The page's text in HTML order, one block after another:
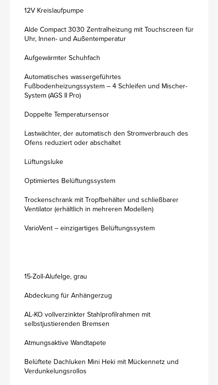
12V Kreislaufpumpe
Alde Compact 3030 Zentralheizung mit Touchscreen für
Uhr, Innen- und Außentemperatur
Aufgewärmter Schuhfach
Automatisches wassergeführtes
Fußbodenheizungssystem – 4 Schleifen und Mischer-
System (AGS II Pro)
Doppelte Temperatursensor
Lastwächter, der automatisch den Stromverbrauch des
Ofens reduziert oder abschaltet
Lüftungsluke
Optimiertes Belüftungssystem
Trockenschrank mit Tropfbehälter und schließbarer
Ventilator (erhältlich in mehreren Modellen)
VarioVent – einzigartiges Belüftungssystem
15-Zoll-Alufelge, grau
Abdeckung für Anhängerzug
AL-KO vollverzinkter Stahlprofilrahmen mit
selbstjustierenden Bremsen
Atmungsaktive Wandtapete
Belüftete Dachluken Mini Heki mit Mückennetz und
Verdunkelungsrollos